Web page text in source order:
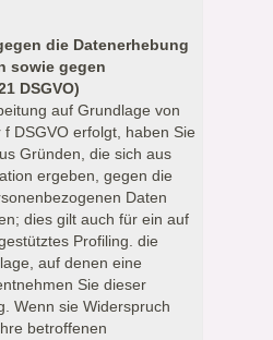
die Datenerhebung
sowie gegen
DSGVO)
auf Grundlage von
f DSGVO erfolgt, haben Sie
Gründen, die sich aus
ergeben, gegen die
Daten
dies gilt auch für ein auf
Profiling. die
auf denen eine
Sie dieser
Wenn sie Widerspruch
betroffenen